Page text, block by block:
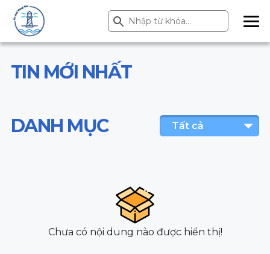
Search
for:
Search Button
ME
NU
TIN MỚI NHẤT
DANH MỤC Tất cả
Chưa có nội dung nào được hiển thị!